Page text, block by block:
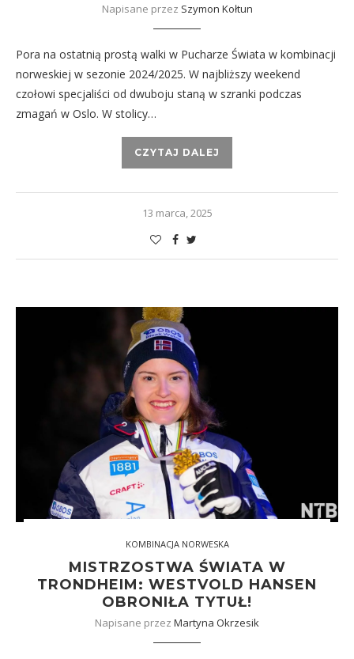
Napisane przez Szymon Kołtun
Pora na ostatnią prostą walki w Pucharze Świata w kombinacji
norweskiej w sezonie 2024/2025. W najbliższy weekend
czołowi specjaliści od dwuboju staną w szranki podczas
zmagań w Oslo. W stolicy…
CZYTAJ DALEJ
13 marca, 2025
KOMBINACJA NORWESKA
MISTRZOSTWA ŚWIATA W
TRONDHEIM: WESTVOLD HANSEN
OBRONIŁA TYTUŁ!
Napisane przez Martyna Okrzesik